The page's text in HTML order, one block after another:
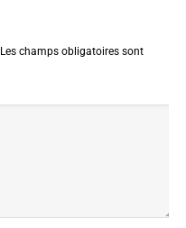
Les champs obligatoires sont